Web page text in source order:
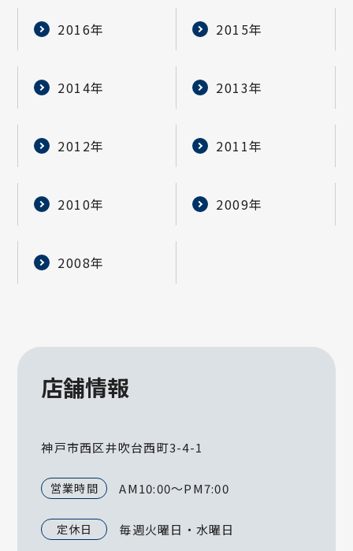
2016年 2015年
2014年 2013年
2012年 2011年
2010年 2009年
2008年
店舗情報
神戸市西区井吹台西町3-4-1
営業時間 AM10:00～PM7:00
定休日 毎週火曜日・水曜日